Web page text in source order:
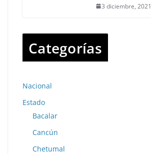
3 diciembre, 2021
Categorías
Nacional
Estado
Bacalar
Cancún
Chetumal